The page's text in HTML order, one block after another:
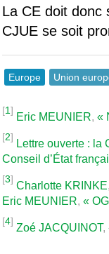
La CE doit donc
CJUE se soit
Europe Union
[1]
Eric MEUNIER,«
[2]
Lettre ouverte :
Conseil d’État
[3]
Charlotte KRINKE,
Eric MEUNIER,«
[4]
Zoé JACQUINOT,